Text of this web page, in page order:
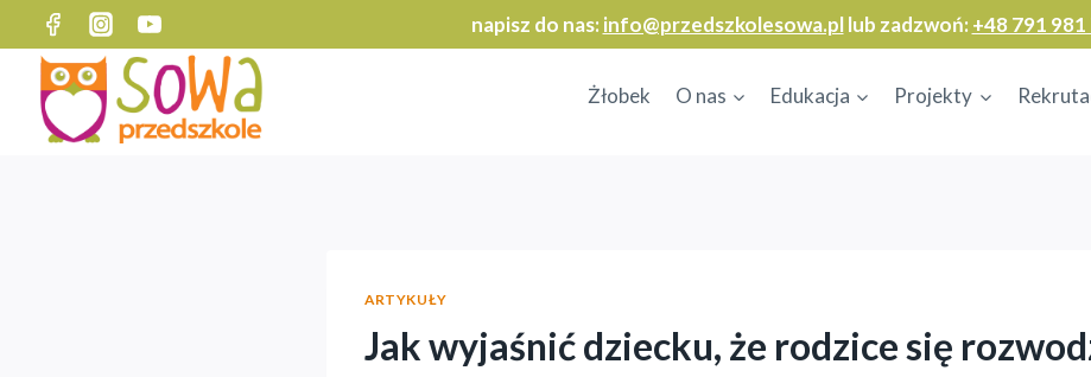
Przejdź
do
treści
napisz do nas: info@przedszkolesowa.pllub zadzwoń: +48 791 981
Żłobek O nas Edukacja Projekty
ARTYKUŁY
Jak wyjaśnić dziecku, że rodzice się